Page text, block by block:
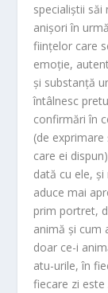
specialiștii săi
anișori în
ființelor care
emoție,
și substanță
întâlnesc
confirmări în
(de
care ei
dată cu ele,
aduce mai
prim portret,
animă și cum
doar ce-i
atu-urile, în
fiecare zi